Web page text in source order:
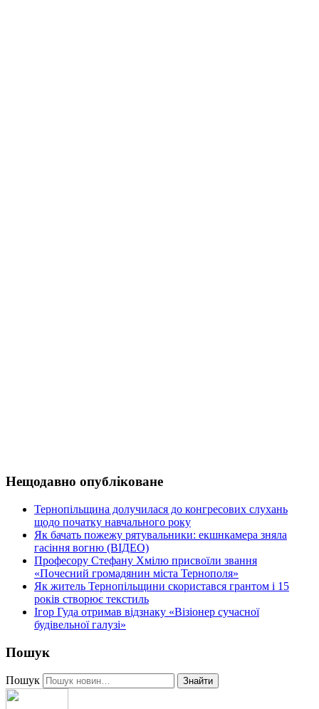
Нещодавно опубліковане
Тернопільщина долучилася до конгресових слухань
щодо початку навчального року
Як бачать пожежу рятувальники: екшнкамера зняла
гасіння вогню (ВІДЕО)
Професору Стефану Хмілю присвоїли звання
«Почесний громадянин міста Тернополя»
Як житель Тернопільщини скористався грантом і 15
років створює текстиль
Ігор Гуда отримав відзнаку «Візіонер сучасної
будівельної галузі»
Пошук
Пошук Знайти